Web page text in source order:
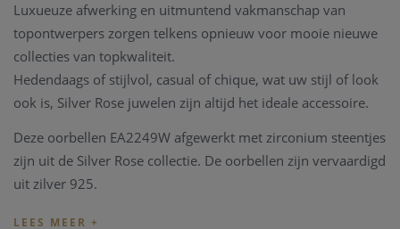
Luxueuze afwerking en uitmuntend vakmanschap van
topontwerpers zorgen telkens opnieuw voor mooie nieuwe
collecties van topkwaliteit.
Hedendaags of stijlvol, casual of chique, wat uw stijl of look
ook is, Silver Rose juwelen zijn altijd het ideale accessoire.
Deze oorbellen EA2249W afgewerkt met zirconium steentjes
zijn uit de Silver Rose collectie. De oorbellen zijn vervaardigd
uit zilver 925.
Het Silver Rose juweel wordt geleverd met een originele